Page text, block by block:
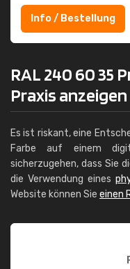
Info / Bestellung
RAL 240 60 35
Praxis anzeigen
Es ist riskant, eine
Farbe auf einem
sicherzugehen, dass Sie
die Verwendung eines
Website können Sie einen